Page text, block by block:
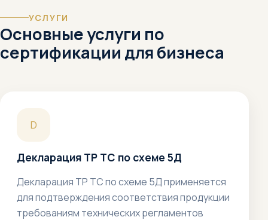
УСЛУГИ
Основные услуги по
сертификации для бизнеса
D
Декларация ТР ТС по схеме 5Д
Декларация ТР ТС по схеме 5Д применяется
для подтверждения соответствия продукции
требованиям технических регламентов